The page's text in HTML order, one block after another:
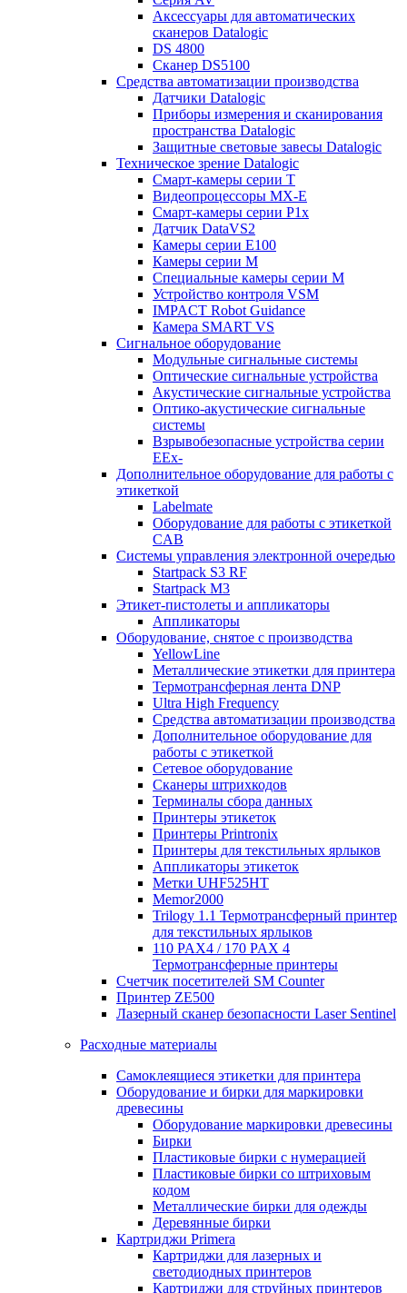
Аксессуары для автоматических
сканеров Datalogic
DS 4800
Сканер DS5100
Средства автоматизации производства
Датчики Datalogic
Приборы измерения и сканирования
пространства Datalogic
Защитные световые завесы Datalogic
Техническое зрение Datalogic
Смарт-камеры серии T
Видеопроцессоры MX-E
Смарт-камеры серии P1x
Датчик DataVS2
Камеры серии E100
Камеры серии M
Специальные камеры серии M
Устройство контроля VSM
IMPACT Robot Guidance
Камера SMART VS
Cигнальное оборудование
Модульные сигнальные системы
Оптические сигнальные устройства
Акустические сигнальные устройства
Оптико-акустические сигнальные
системы
Взрывобезопасные устройства серии
EEx-
Дополнительное оборудование для работы с
этикеткой
Labelmate
Оборудование для работы с этикеткой
CAB
Системы управления электронной очередью
Startpack S3 RF
Startpack M3
Этикет-пистолеты и аппликаторы
Аппликаторы
Оборудование, снятое с производства
YellowLine
Металлические этикетки для принтера
Термотрансферная лента DNP
Ultra High Frequency
Средства автоматизации производства
Дополнительное оборудование для
работы с этикеткой
Сетевое оборудование
Сканеры штрихкодов
Терминалы сбора данных
Принтеры этикеток
Принтеры Printronix
Принтеры для текстильных ярлыков
Аппликаторы этикеток
Метки UHF525HT
Memor2000
Trilogy 1.1 Термотрансферный принтер
для текстильных ярлыков
110 PAX4 / 170 PAX 4
Термотрансферные принтеры
Счетчик посетителей SM Counter
Принтер ZE500
Лазерный сканер безопасности Laser Sentinel
Расходные материалы
Самоклеящиеся этикетки для принтера
Оборудование и бирки для маркировки
древесины
Оборудование маркировки древесины
Бирки
Пластиковые бирки с нумерацией
Пластиковые бирки со штриховым
кодом
Металлические бирки для одежды
Деревянные бирки
Картриджи Primera
Картриджи для лазерных и
светодиодных принтеров
Картриджи для струйных принтеров